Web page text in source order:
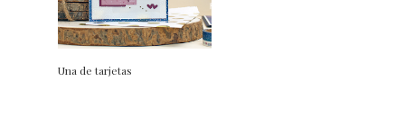
Una de tarjetas